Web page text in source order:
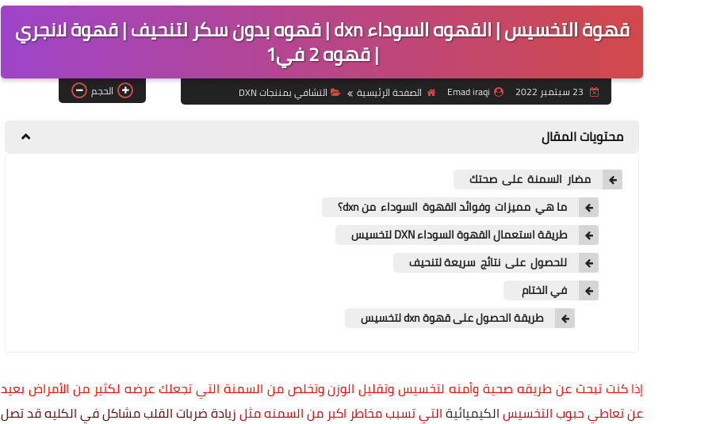
قهوة التخسيس | القهوه السوداء dxn | قهوه بدون سكر لتنحيف | قهوة لانجري
| قهوه 2 في1
Emad iraqi الصفحة الرئيسية التشافي بمننجات DXN الحجم
محتويات المقال
مضار السمنة على صحتك
ما هي مميزات وفوائد القهوة السوداء من dxn؟
طريقة استعمال القهوة السوداء DXN لتخسيس
للحصول على نتائج سريعة لتنحيف
في الختام
طريقة الحصول على قهوة dxn لتخسيس
إذاكنت تبحث عن طريقه صحية وأمنه لتخسيس وتقليل الوزن وتخلص من السمنة التي تجعلك عرضه لكثير من الأمراض بعيد
عن تعاطي حبوب التخسيسالكيميائية‏التي تسبب مخاطر اكبر من السمنه مثل ‏زيادة ضربات القلب مشاكل في الكليه قد تصل